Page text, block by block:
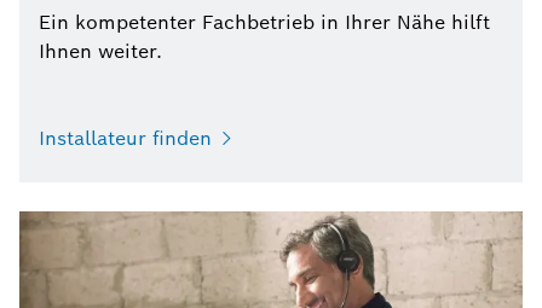
Ein kompetenter Fachbetrieb in Ihrer Nähe hilft
Ihnen weiter.
Installateur finden